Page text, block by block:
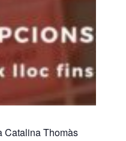
Catalina Thomàs